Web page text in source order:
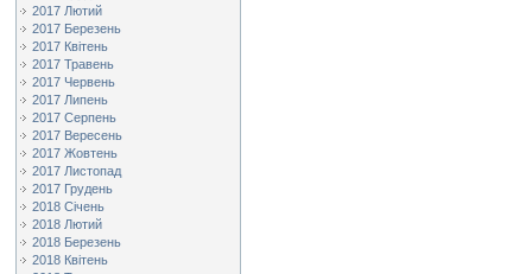
2017 Лютий
2017 Березень
2017 Квітень
2017 Травень
2017 Червень
2017 Липень
2017 Серпень
2017 Вересень
2017 Жовтень
2017 Листопад
2017 Грудень
2018 Січень
2018 Лютий
2018 Березень
2018 Квітень